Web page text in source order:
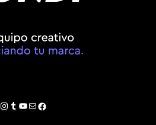
Instagram
Tumblr
YouTube
Correo electrónico
Facebook